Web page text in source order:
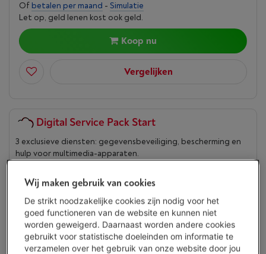
Of betalen per maand - Simulatie
Let op, geld lenen kost ook geld.
Koop nu
Vergelijken
Digital Service Pack Start
3 exclusieve diensten: gegevensbeveiliging, bescherming en
hulp voor multimedia-apparaten.
Troeven
De 4 Dolby Atmos-luidsprekers verbeteren het geluid
voor uw films, series of video-oproepen
Wij maken gebruik van cookies
De strikt noodzakelijke cookies zijn nodig voor het
goed functioneren van de website en kunnen niet
worden geweigerd. Daarnaast worden andere cookies
gebruikt voor statistische doeleinden om informatie te
verzamelen over het gebruik van onze website door jou